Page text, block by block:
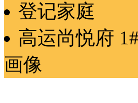
登记家庭
高运尚悦府
画像